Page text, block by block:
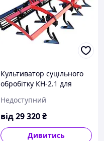
Культиватор суцільного
обробітку КН-2.1 для
Недоступний
від29 320₴
Дивитись